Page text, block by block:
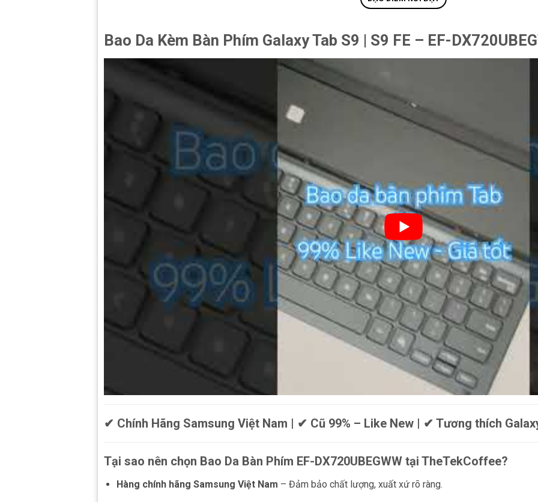
Bao Da Kèm Bàn Phím Galaxy Tab S9 | S9 FE – EF-
✔ Chính Hãng Samsung Việt Nam | ✔ Cũ 99% – Like New | ✔ Tương thích
Tại sao nên chọn Bao Da Bàn Phím EF-DX720UBEGWW tại TheTekCoffee?
Hàng chính hãng Samsung Việt Nam – Đảm bảo chất lượng, xuất xứ rõ ràng.